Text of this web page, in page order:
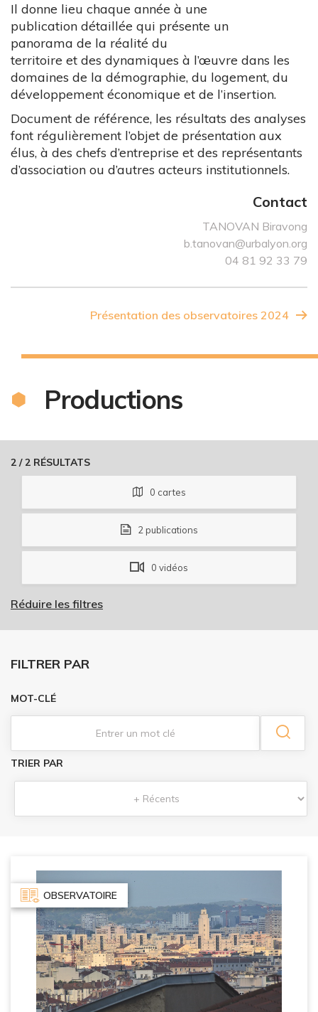
Il donne lieu chaque année à une
publication détaillée qui présente un
panorama de la réalité du
territoire et des dynamiques à l’œuvre dans les
domaines de la démographie, du logement, du
développement économique et de l’insertion.
Document de référence, les résultats des analyses
font régulièrement l’objet de présentation aux
élus, à des chefs d’entreprise et des représentants
d’association ou d’autres acteurs institutionnels.
Contact
TANOVAN Biravong
b.tanovan@urbalyon.org
04 81 92 33 79
Présentation des observatoires 2024
Productions
2 /2 RÉSULTATS
0 cartes
2 publications
0 vidéos
Réduire les filtres
FILTRER PAR
MOT-CLÉ
TRIER PAR
OBSERVATOIRE